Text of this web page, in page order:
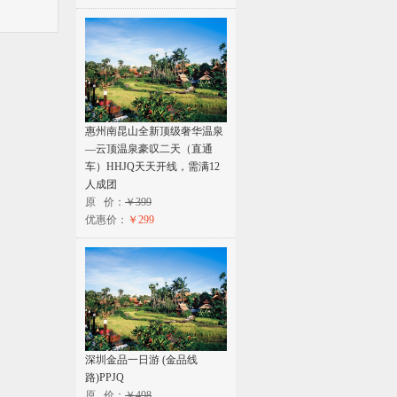
惠州南昆山全新顶级奢华温泉
—云顶温泉豪叹二天（直通
车）HHJQ天天开线，需满12
人成团
原 价： ￥399
优惠价： ￥299
深圳金品一日游 (金品线
路)PPJQ